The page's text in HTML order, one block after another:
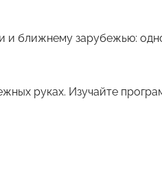
и ближнему зарубежью:
руках. Изучайте